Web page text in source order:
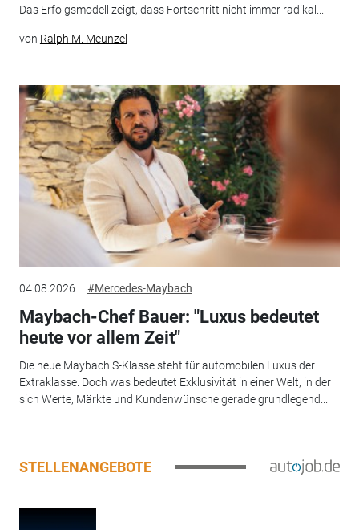
Das Erfolgsmodell zeigt, dass Fortschritt nicht immer radikal...
von Ralph M. Meunzel
04.08.2026 #Mercedes-Maybach
Maybach-Chef Bauer: "Luxus bedeutet
heute vor allem Zeit"
Die neue Maybach S-Klasse steht für automobilen Luxus der
Extraklasse. Doch was bedeutet Exklusivität in einer Welt, in der
sich Werte, Märkte und Kundenwünsche gerade grundlegend...
STELLENANGEBOTE